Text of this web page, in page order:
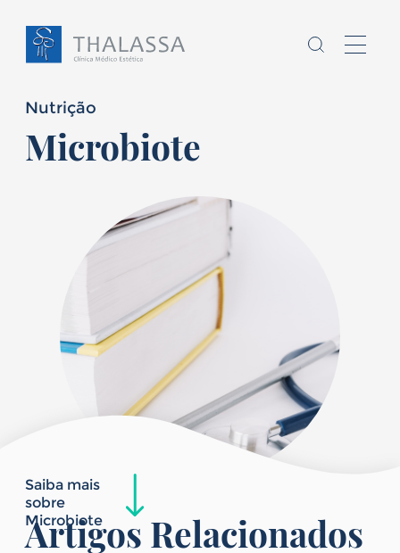
tenho anos
Nutrição
Microbiote
Saiba mais
sobre
Microbiote
Artigos Relacionados